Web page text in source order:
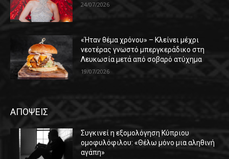
24/07/2026
«Ήταν θέμα χρόνου» – Κλείνει μέχρι
νεοτέρας γνωστό μπεργκεράδικο στη
Λευκωσία μετά από σοβαρό ατύχημα
19/07/2026
ΑΠΟΨΕΙΣ
Συγκινεί η εξομολόγηση Κύπριου
ομοφυλόφιλου: «Θέλω μόνο μια αληθινή
αγάπη»